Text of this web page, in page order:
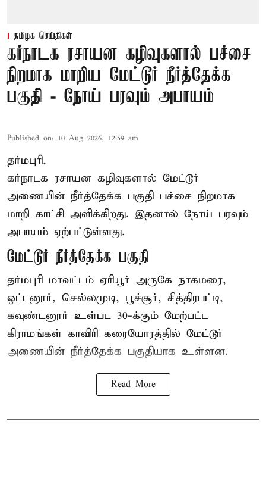
தமிழக செய்திகள்
கர்நாடக ரசாயன கழிவுகளால் பச்சை
நிறமாக மாறிய மேட்டூர் நீர்த்தேக்க
பகுதி - நோய் பரவும் அபாயம்
Published on: 10 Aug 2026, 12:59 am
தர்மபுரி,
கர்நாடக ரசாயன கழிவுகளால் மேட்டூர்
அணையின் நீர்த்தேக்க பகுதி பச்சை நிறமாக
மாறி காட்சி அளிக்கிறது. இதனால் நோய் பரவும்
அபாயம் ஏற்பட்டுள்ளது.
மேட்டூர் நீர்த்தேக்க பகுதி
தர்மபுரி மாவட்டம் ஏரியூர் அருகே நாகமரை,
ஒட்டனூர், செல்லமுடி, பூச்சூர், சித்திரபட்டி,
கவுண்டனூர் உள்பட 30-க்கும் மேற்பட்ட
கிராமங்கள் காவிரி கரையோரத்தில் மேட்டூர்
அணையின் நீர்த்தேக்க பகுதியாக உள்ளன.
Read More